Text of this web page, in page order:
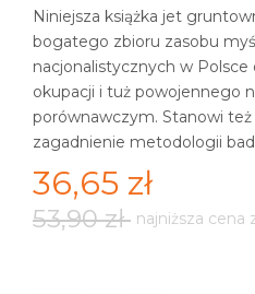
Niniejsza książka jet
bogatego zbioru zasobu
nacjonalistycznych w Polsce
okupacji i tuż powojennego
porównawczym. Stanowi też
zagadnienie metodologii
36,65 zł
53,90 zł najniższa cena